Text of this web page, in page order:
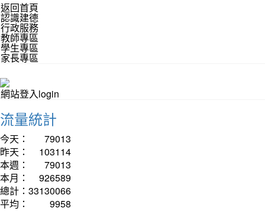
返回首頁
認識建德
行政服務
教師專區
學生專區
家長專區
網站登入login
流量統計
今天：
79013
昨天：
103114
本週：
79013
本月：
926589
總計： 33130066
平均：
9958